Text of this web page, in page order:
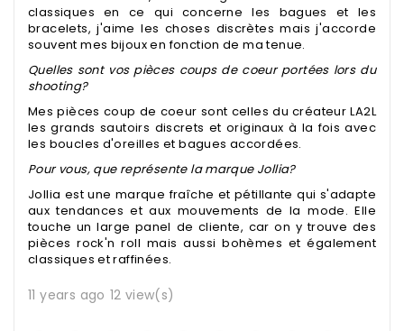
classiques en ce qui concerne les bagues et les
bracelets, j'aime les choses discrètes mais j'accorde
souvent mes bijoux en fonction de ma tenue.
Quelles sont vos pièces coups de coeur portées lors du
shooting?
Mes pièces coup de coeur sont celles du créateurLA2L
les grands sautoirs discrets et originaux à la fois avec
les boucles d'oreilles et bagues accordées.
Pour vous, que représente la marque Jollia?
Jollia est une marque fraîche et pétillante qui s'adapte
aux tendances et aux mouvements de la mode. Elle
touche un large panel de cliente, car on y trouve des
pièces rock'n roll mais aussi bohèmes et également
classiques et raffinées.
11 years ago 12 view(s)